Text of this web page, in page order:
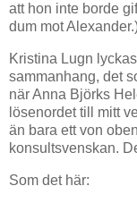
att hon inte borde
dum mot
Kristina Lugn
sammanhang, det
när Anna Björks
lösenordet till mitt
än bara ett von
konsultsvenskan.
Som det här: